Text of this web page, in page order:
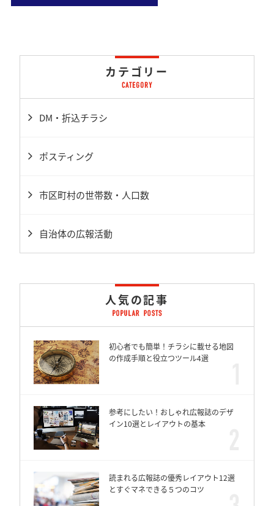
カテゴリー
DM・折込チラシ
ポスティング
市区町村の世帯数・人口数
自治体の広報活動
人気の記事
初心者でも簡単！チラシに載せる地図
の作成手順と役立つツール4選
参考にしたい！おしゃれ広報誌のデザ
イン10選とレイアウトの基本
読まれる広報誌の優秀レイアウト12選
とすぐマネできる５つのコツ